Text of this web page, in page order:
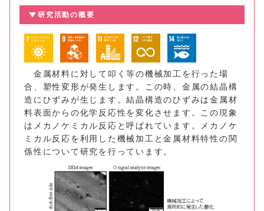
研究活動の概要
金属材料に対して叩く等の機械加工を行った場
合、塑性変形が発生します。この時、金属の結晶構
造にひずみが生じます。結晶構造のひずみは金属材
料表面からの化学反応性を変化させます。この現象
はメカノケミカル反応と呼ばれています。メカノケ
ミカル反応を利用した機械加工と金属材料特性の関
係性について研究を行っています。